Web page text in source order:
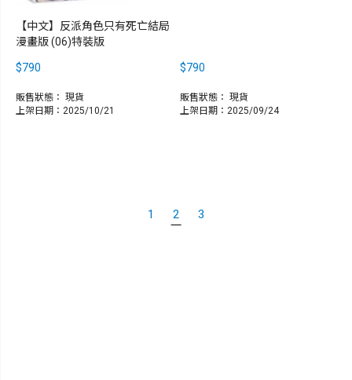
【中文】反派角色只有死亡結局
漫畫版 (06)特裝版
$790
販售狀態： 現貨
上架日期：2025/10/21
$790
販售狀態： 現貨
上架日期：2025/09/24
1 2 3